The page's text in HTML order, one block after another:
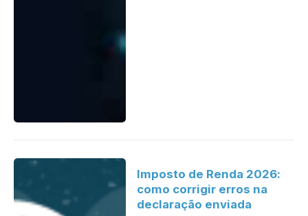
Imposto de Renda 2026:
como corrigir erros na
declaração enviada